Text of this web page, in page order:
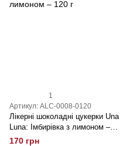
1
Артикул: ALC-0008-0120
Лікерні шоколадні цукерки Una
Luna: Імбирівка з лимоном –
120 г
170 грн